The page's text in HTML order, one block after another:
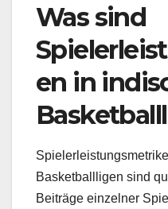
Was sind
en in
Basketballligen sind
Beiträge einzelner